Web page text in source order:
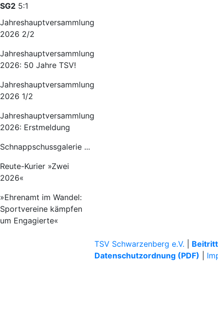
SG2 5:1
Jahreshauptversammlung
2026 2/2
Jahreshauptversammlung
2026: 50 Jahre TSV!
Jahreshauptversammlung
2026 1/2
Jahreshauptversammlung
2026: Erstmeldung
Schnappschussgalerie ...
Reute-Kurier »Zwei
2026«
»Ehrenamt im Wandel:
Sportvereine kämpfen
um Engagierte«
TSV Schwarzenberg e.V.
Datenschutzordnung (PDF)